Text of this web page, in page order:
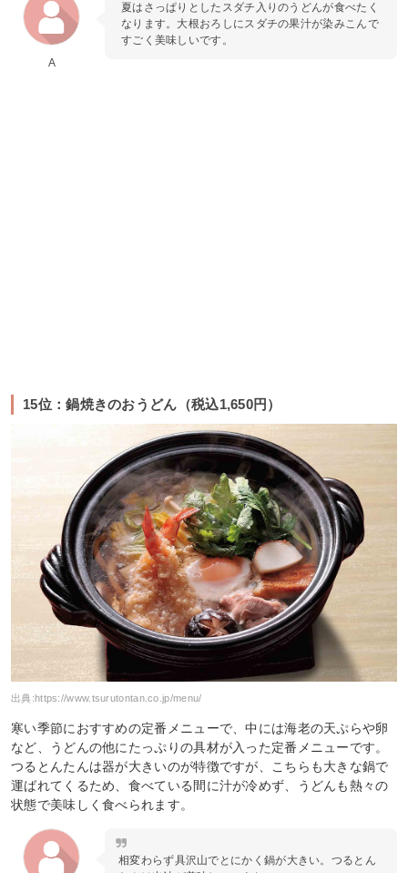
A
夏はさっぱりとしたスダチ入りのうどんが食べたく
なります。大根おろしにスダチの果汁が染みこんで
すごく美味しいです。
15位：鍋焼きのおうどん（税込1,650円）
出典:https://www.tsurutontan.co.jp/menu/
寒い季節におすすめの定番メニューで、中には海老の天ぷらや卵
など、うどんの他にたっぷりの具材が入った定番メニューです。
つるとんたんは器が大きいのが特徴ですが、こちらも大きな鍋で
運ばれてくるため、食べている間に汁が冷めず、うどんも熱々の
状態で美味しく食べられます。
相変わらず具沢山でとにかく鍋が大きい。つるとん